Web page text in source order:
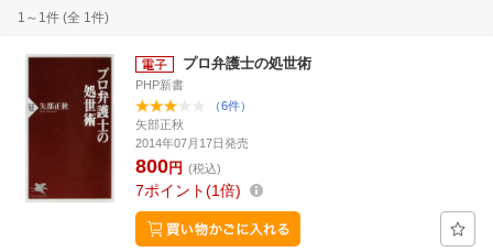
1～1件 (全 1件)
プロ弁護士の処世術
PHP新書
（6件）
矢部正秋
2014年07月17日発売
800円 (税込)
7ポイント 1倍